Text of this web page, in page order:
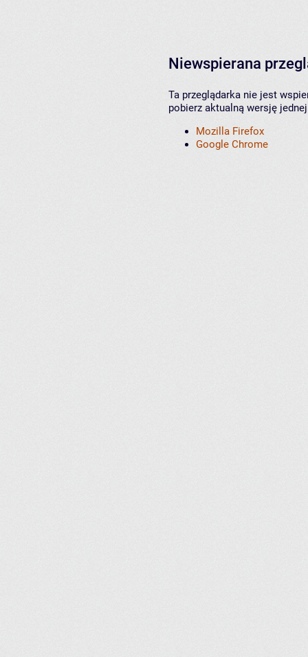
Niewspierana
Ta przeglądarka nie jest
pobierz aktualną wersję
Mozilla Firefox
Google Chrome